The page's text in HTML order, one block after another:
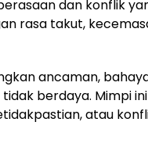
dan konflik
rasa takut,
ancaman,
berdaya. Mimpi
atau